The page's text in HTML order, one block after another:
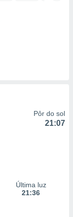
Pôr do sol
21:07
Última luz
21:36